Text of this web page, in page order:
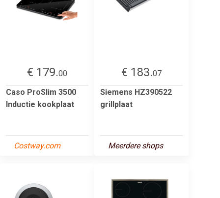
€ 179.00
Caso ProSlim 3500
Inductie kookplaat
Costway.com
€ 183.07
Siemens HZ390522
grillplaat
Meerdere shops